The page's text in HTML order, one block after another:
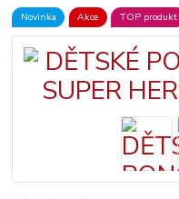
Novinka Akce TOP produkt